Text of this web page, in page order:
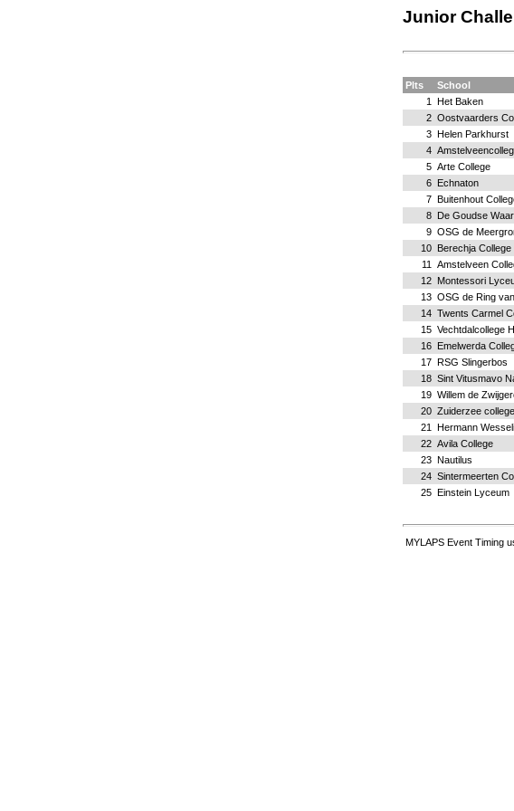
Junior
Plts School
1
Het Baken
2 Oostvaarders
3 Helen Parkhurst
4
5 Arte College
6 Echnaton
7 Buitenhout
8 De Goudse
9 OSG de
10 Berechja College
11
Amstelveen
12 Montessori
13 OSG de Ring
14 Twents Carmel
15 Vechtdalcollege
16 Emelwerda
17 RSG Slingerbos
18 Sint Vitusmavo
19 Willem de
20 Zuiderzee college
21
Hermann
22 Avila College
23 Nautilus
24 Sintermeerten
25 Einstein Lyceum
MYLAPS Event Timing